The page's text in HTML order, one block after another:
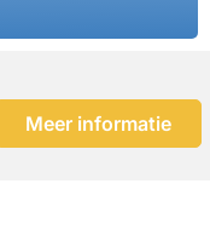
Meer informatie